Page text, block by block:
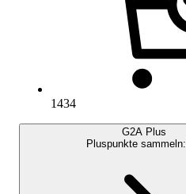
1434
G2A Plus
Pluspunkte sammeln: